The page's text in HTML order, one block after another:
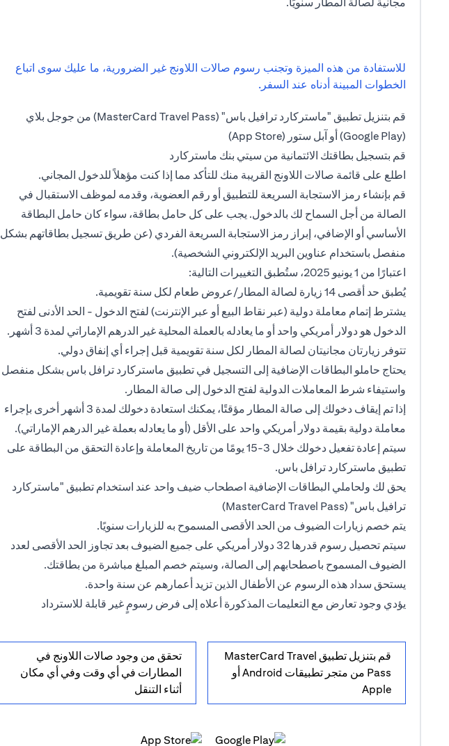
للاستفادة من هذه الميزة وتجنب رسوم صالات اللاونج غير الضرورية، ما عليك سوى اتباع
الخطوات المبينة أدناه عند السفر.
قم بتنزيل تطبيق "ماستركارد ترافيل باس" (MasterCard Travel Pass) من جوجل بلاي
(Google Play) أو آبل ستور (App Store)
قم بتسجيل بطاقتك الائتمانية من سيتي بنك ماستركارد
اطلع على قائمة صالات اللاونج القريبة منك للتأكد مما إذا كنت مؤهلاً للدخول المجاني.
قم بإنشاء رمز الاستجابة السريعة للتطبيق أو رقم العضوية، وقدمه لموظف الاستقبال في
الصالة من أجل السماح لك بالدخول. يجب على كل حامل بطاقة، سواء كان حامل البطاقة
الأساسي أو الإضافي، إبراز رمز الاستجابة السريعة الفردي (عن طريق تسجيل بطاقاتهم بشكل
منفصل باستخدام عناوين البريد الإلكتروني الشخصية).
اعتبارًا من 1 يونيو 2025، ستُطبق التغييرات التالية:
يُطبق حد أقصى 14 زيارة لصالة المطار/عروض طعام لكل سنة تقويمية.
يشترط إتمام معاملة دولية (عبر نقاط البيع أو عبر الإنترنت) لفتح الدخول - الحد الأدنى لفتح
الدخول هو دولار أمريكي واحد أو ما يعادله بالعملة المحلية غير الدرهم الإماراتي لمدة 3 أشهر.
تتوفر زيارتان مجانيتان لصالة المطار لكل سنة تقويمية قبل إجراء أي إنفاق دولي.
يحتاج حاملو البطاقات الإضافية إلى التسجيل في تطبيق ماستركارد ترافل باس بشكل منفصل
واستيفاء شرط المعاملات الدولية لفتح الدخول إلى صالة المطار.
إذا تم إيقاف دخولك إلى صالة المطار مؤقتًا، يمكنك استعادة دخولك لمدة 3 أشهر أخرى بإجراء
معاملة دولية بقيمة دولار أمريكي واحد على الأقل (أو ما يعادله بعملة غير الدرهم الإماراتي).
سيتم إعادة تفعيل دخولك خلال 3-15 يومًا من تاريخ المعاملة وإعادة التحقق من البطاقة على
تطبيق ماستركارد ترافل باس.
يحق لك ولحاملي البطاقات الإضافية اصطحاب ضيف واحد عند استخدام تطبيق "ماستركارد
ترافيل باس" (MasterCard Travel Pass)
يتم خصم زيارات الضيوف من الحد الأقصى المسموح به للزيارات سنويًا.
سيتم تحصيل رسوم قدرها 32 دولار أمريكي على جميع الضيوف بعد تجاوز الحد الأقصى لعدد
الضيوف المسموح باصطحابهم إلى الصالة، وسيتم خصم المبلغ مباشرة من بطاقتك.
يستحق سداد هذه الرسوم عن الأطفال الذين تزيد أعمارهم عن سنة واحدة.
يؤدي وجود تعارض مع التعليمات المذكورة أعلاه إلى فرض رسومٍ غير قابلة للاسترداد
قم بتنزيل تطبيق MasterCard Travel
Pass من متجر تطبيقات Android أو
Apple
تحقق من وجود صالات اللاونج في
المطارات في أي وقت وفي أي مكان
أثناء التنقل